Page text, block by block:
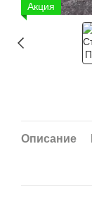
Акция
Описание